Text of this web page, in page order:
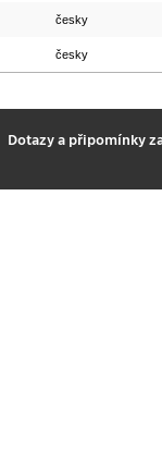
česky
česky
Dotazy a připomínky